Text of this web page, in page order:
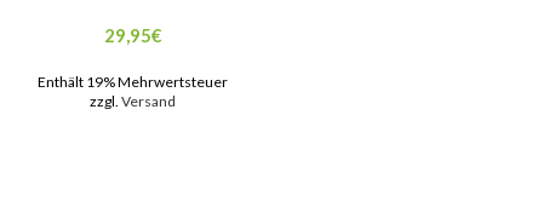
29,95€
Enthält 19% Mehrwertsteuer
zzgl. Versand